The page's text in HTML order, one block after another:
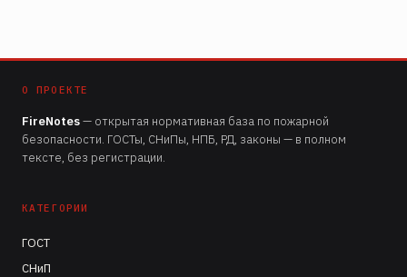
О ПРОЕКТЕ
FireNotes— открытая нормативная база по пожарной
безопасности. ГОСТы, СНиПы, НПБ, РД, законы — в полном
тексте, без регистрации.
КАТЕГОРИИ
ГОСТ
СНиП